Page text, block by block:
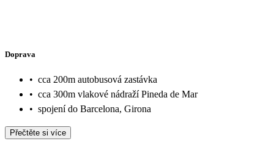
Doprava
• cca 200m autobusová zastávka
• cca 300m vlakové nádraží Pineda de Mar
• spojení do Barcelona, Girona
Přečtěte si více